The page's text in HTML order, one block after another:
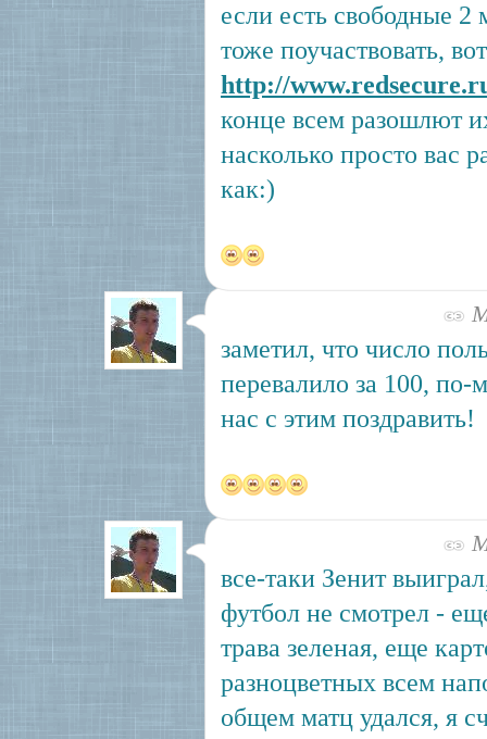
если есть свободные
тоже поучаствовать,
http://
конце всем разошлют
насколько просто вас
как:)
заметил, что число
перевалило за 100, по-
нас с этим поздравить!
все-таки Зенит
футбол не смотрел -
трава зеленая, еще
разноцветных всем
общем матц удался, я